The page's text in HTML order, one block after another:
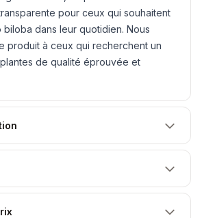
pour ceux qui souhaitent
dans leur quotidien. Nous
produit à ceux qui recherchent un
de qualité éprouvée et